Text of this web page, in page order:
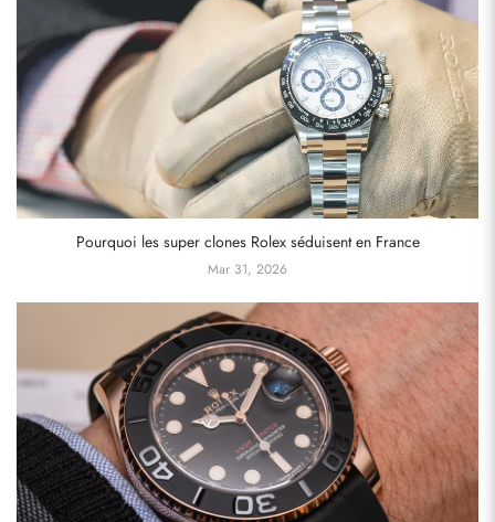
Pourquoi les super clones Rolex séduisent en France
Mar 31, 2026